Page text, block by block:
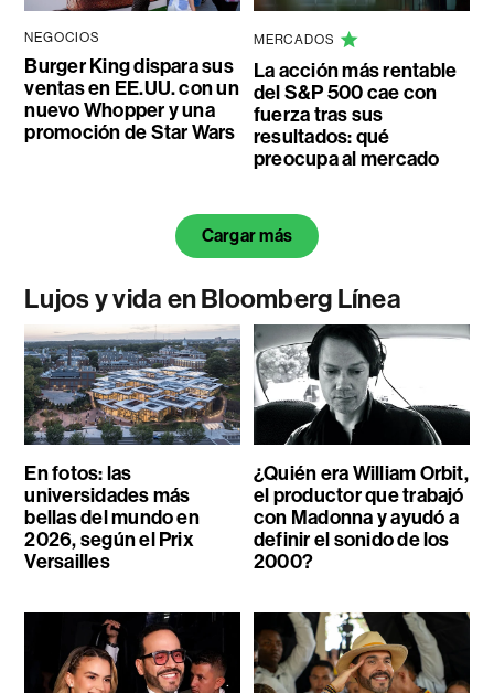
NEGOCIOS
Burger King dispara sus
ventas en EE.UU. con un
nuevo Whopper y una
promoción de Star Wars
MERCADOS
La acción más rentable
del S&P 500 cae con
fuerza tras sus
resultados: qué
preocupa al mercado
Cargar más
Lujos y vida en Bloomberg Línea
En fotos: las
universidades más
bellas del mundo en
2026, según el Prix
Versailles
¿Quién era William Orbit,
el productor que trabajó
con Madonna y ayudó a
definir el sonido de los
2000?